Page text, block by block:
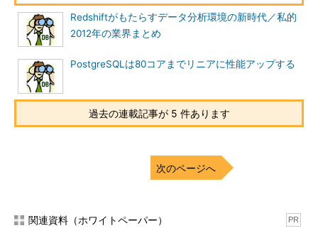
減らすような製品にしています。そうした強みや特徴がますます
顕著になっているという印象です。
Redshiftがもたらすデータ分析環境の新時代／私的
2012年の業界まとめ
PostgreSQLは80コアまでリニアに性能アップする
過去の連載記事が 5 件あります
次のページへ
関連資料（ホワイトペーパー） PR